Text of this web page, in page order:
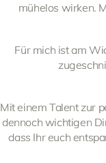
mühelos wirken.
Für mich ist am
Mit einem Talent zur
dennoch wichtigen
dass Ihr euch